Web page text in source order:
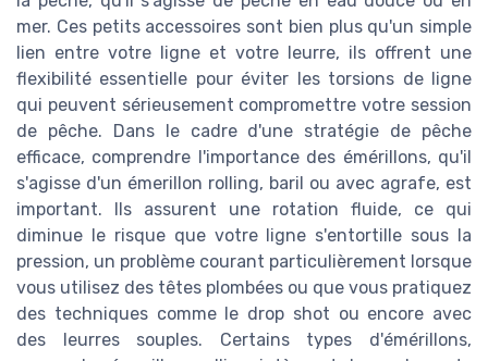
mer. Ces petits accessoires sont bien plus qu'un simple
lien entre votre ligne et votre leurre, ils offrent une
flexibilité essentielle pour éviter les torsions de ligne
qui peuvent sérieusement compromettre votre session
de pêche. Dans le cadre d'une stratégie de pêche
efficace, comprendre l'importance des émérillons, qu'il
s'agisse d'un émerillon rolling, baril ou avec agrafe, est
important. Ils assurent une rotation fluide, ce qui
diminue le risque que votre ligne s'entortille sous la
pression, un problème courant particulièrement lorsque
vous utilisez des têtes plombées ou que vous pratiquez
des techniques comme le drop shot ou encore avec
des leurres souples. Certains types d'émérillons,